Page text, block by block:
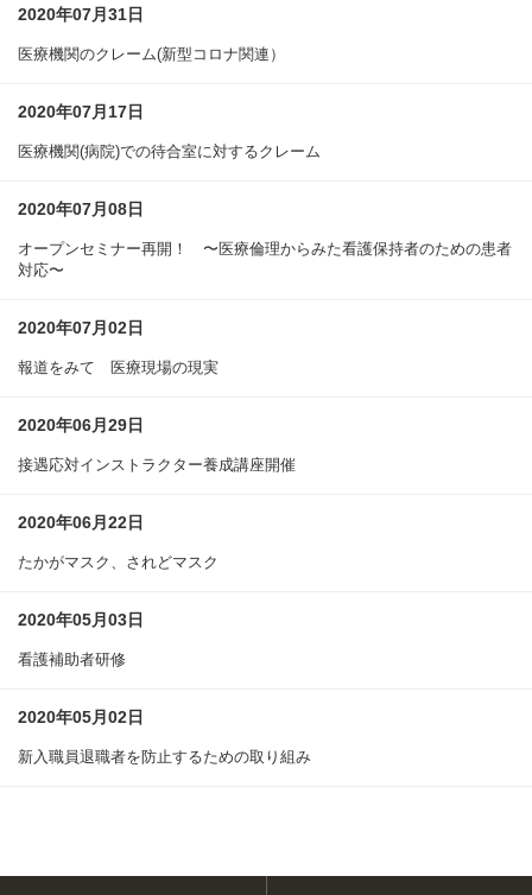
2020年07月31日
医療機関のクレーム(新型コロナ関連）
2020年07月17日
医療機関(病院)での待合室に対するクレーム
2020年07月08日
オープンセミナー再開！ 〜医療倫理からみた看護保持者のための患者
対応〜
2020年07月02日
報道をみて 医療現場の現実
2020年06月29日
接遇応対インストラクター養成講座開催
2020年06月22日
たかがマスク、されどマスク
2020年05月03日
看護補助者研修
2020年05月02日
新入職員退職者を防止するための取り組み